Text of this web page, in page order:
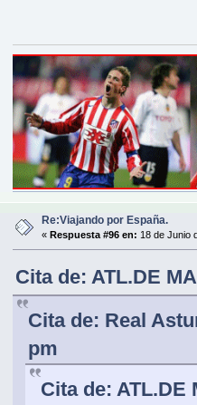
Re:Viajando por España.
« Respuesta #96 en: 18 de Junio
Cita de: ATL.DE
Cita de: Real
pm
Cita de: ATL.DE